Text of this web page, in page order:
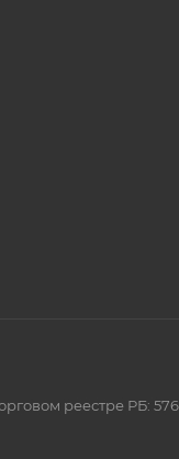
реестре РБ: